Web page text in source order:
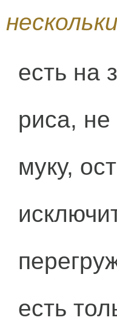
есть на
риса, не
муку,
есть